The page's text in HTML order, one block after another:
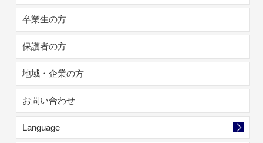
卒業生の方
保護者の方
地域・企業の方
お問い合わせ
Language